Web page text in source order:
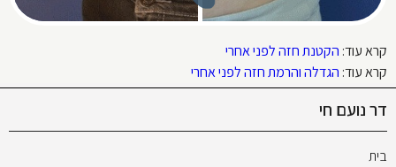
קרא עוד: הקטנת חזה לפני אחרי
קרא עוד: הגדלה והרמת חזה לפני אחרי
דר נועם חי
בית